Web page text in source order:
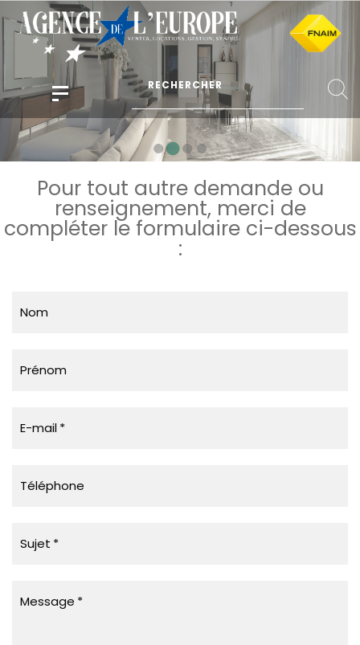
Pour tout autre demande ou
renseignement, merci de
compléter le formulaire ci-dessous
:
Nom
Prénom
E-mail
Téléphone
Sujet
Message